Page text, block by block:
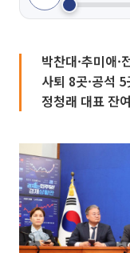
박찬대·추미애
사퇴 8곳·공석
정청래 대표 잔